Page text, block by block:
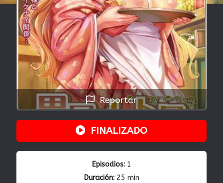
Reportar
FINALIZADO
Episodios: 1
Duración: 25 min